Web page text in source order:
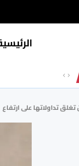
تداولاتها على ارتفاع